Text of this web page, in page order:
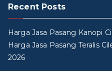
Recent Posts
Harga Jasa Pasang Kanopi
Harga Jasa Pasang Teralis
2026